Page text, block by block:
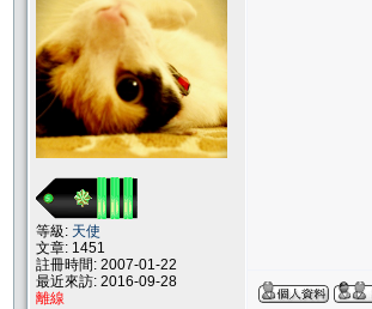
等級: 天使
文章: 1451
註冊時間: 2007-01-22
最近來訪: 2016-09-28
離線